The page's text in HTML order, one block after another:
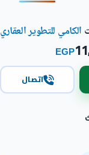
الكامي للتطوير العقاري
EGP
اتصال